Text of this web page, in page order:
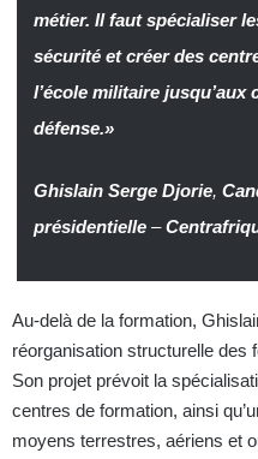
métier. Il faut spécialiser
sécurité et créer des
l’école militaire
défense.»
Ghislain Serge Djorie,
présidentielle–
Au-delà de la formation,
réorganisation structurelle des
Son projet prévoit la
centres de formation, ainsi
moyens terrestres, aériens et